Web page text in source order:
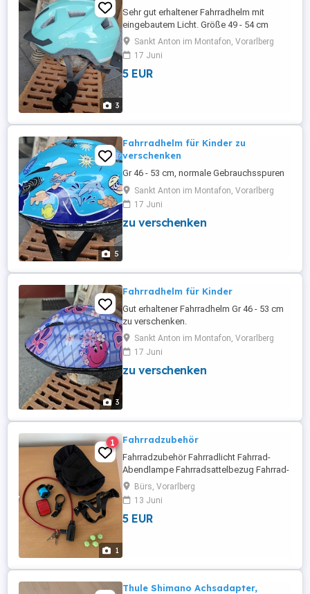
3
Sehr gut erhaltener Fahrradhelm mit
eingebautem Licht. Größe 49 - 54 cm
Sankt Anton im Montafon, Vorarlberg
17 Juni
5 EUR
5
Fahrradhelm für Kinder zu
verschenken
Gr 46 - 53 cm, normale Gebrauchsspuren
Sankt Anton im Montafon, Vorarlberg
17 Juni
zu verschenken
3
Fahrradhelm für Kinder
Gut erhaltener Fahrradhelm Gr 46 - 53 cm
zu verschenken.
Sankt Anton im Montafon, Vorarlberg
17 Juni
zu verschenken
1
1 Fahrradzubehör
Fahrradzubehör Fahrradlicht Fahrrad-
Abendlampe Fahrradsattelbezug Fahrrad-
Flaschenhalter Fahrradschloss mit zwei
Schlüsseln Fahrradklingel Alles neu
Bürs, Vorarlberg
13 Juni
5 EUR
Thule Shimano Achsadapter,